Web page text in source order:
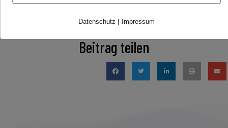
Foto/Video Credits: pixabay / Gebärdenwelt.tv
Beitrag teilen
Datenschutz | Impressum